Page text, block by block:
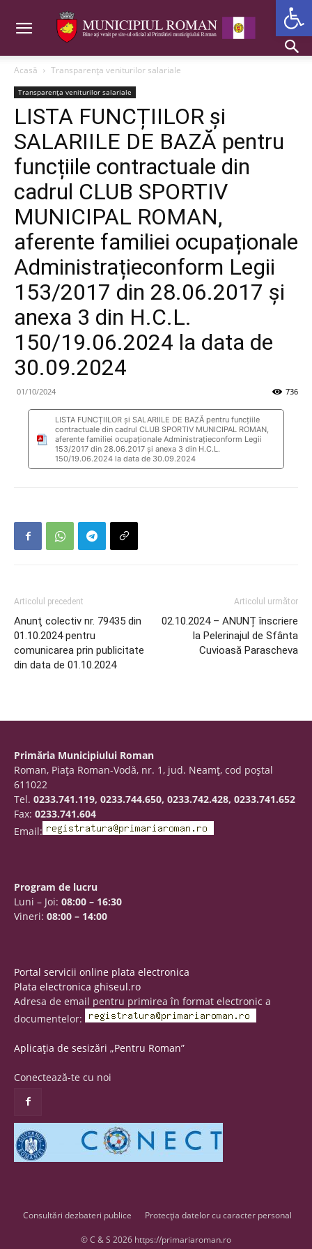
Acasă Transparența veniturilor salariale
Transparența veniturilor salariale
LISTA FUNCȚIILOR și
SALARIILE DE BAZĂ pentru
funcțiile contractuale din
cadrul CLUB SPORTIV
MUNICIPAL ROMAN,
aferente familiei ocupaționale
Administrațieconform Legii
153/2017 din 28.06.2017 și
anexa 3 din H.C.L.
150/19.06.2024 la data de
30.09.2024
01/10/2024 736
LISTA FUNCȚIILOR și SALARIILE DE BAZĂ pentru funcțiile
contractuale din cadrul CLUB SPORTIV MUNICIPAL ROMAN,
aferente familiei ocupaționale Administrațieconform Legii
153/2017 din 28.06.2017 și anexa 3 din H.C.L.
150/19.06.2024 la data de 30.09.2024
Articolul precedent
Anunţ colectiv nr. 79435 din
01.10.2024 pentru
comunicarea prin publicitate
din data de 01.10.2024
Articolul următor
02.10.2024 – ANUNȚ înscriere
la Pelerinajul de Sfânta
Cuvioasă Parascheva
Primăria Municipiului Roman
Roman, Piaţa Roman-Vodă, nr. 1, jud. Neamţ, cod poştal
611022
Tel. 0233.741.119, 0233.744.650, 0233.742.428, 0233.741.652
Fax: 0233.741.604
Email:
Program de lucru
Luni – Joi: 08:00 – 16:30
Vineri: 08:00 – 14:00
Portal servicii online plata electronica
Plata electronica ghiseul.ro
Adresa de email pentru primirea în format electronic a
documentelor:
Aplicația de sesizări „Pentru Roman”
Conectează-te cu noi
Consultări dezbateri publice Protecția datelor cu caracter personal
© C & S 2026 https://primariaroman.ro